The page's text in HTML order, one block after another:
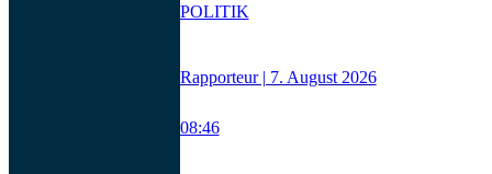
Rapporteur | 7. August 2026
08:46
POLITIK